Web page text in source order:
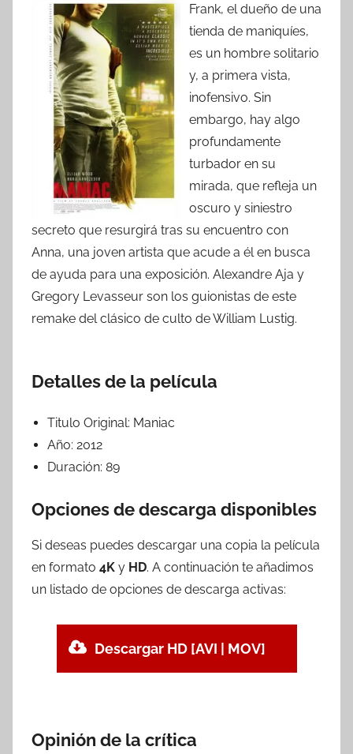
Frank, el dueño de una
tienda de maniquíes,
es un hombre solitario
y, a primera vista,
inofensivo. Sin
embargo, hay algo
profundamente
turbador en su
mirada, que refleja un
oscuro y siniestro
secreto que resurgirá tras su encuentro con
Anna, una joven artista que acude a él en busca
de ayuda para una exposición. Alexandre Aja y
Gregory Levasseur son los guionistas de este
remake del clásico de culto de William Lustig.
Detalles de la película
Titulo Original: Maniac
Año: 2012
Duración: 89
Opciones de descarga disponibles
Si deseas puedes descargar una copia la película
en formato 4K y HD. A continuación te añadimos
un listado de opciones de descarga activas:
Descargar HD [AVI | MOV]
Opinión de la crítica